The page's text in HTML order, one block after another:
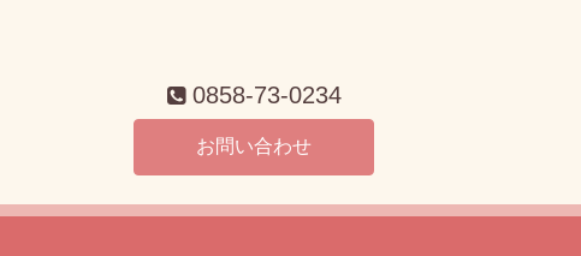
0858-73-0234
お問い合わせ